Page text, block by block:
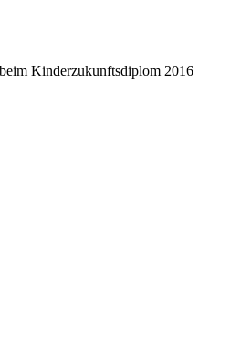
Kinderzukunftsdiplom 2016